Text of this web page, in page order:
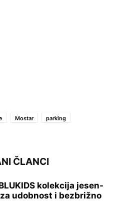
Mostar
parking
ČLANCI
kolekcija jesen-
udobnost i bezbrižno